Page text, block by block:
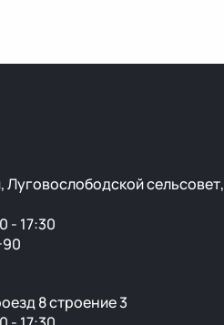
Луговослободской сельсовет,
- 17:30
8 строение 3